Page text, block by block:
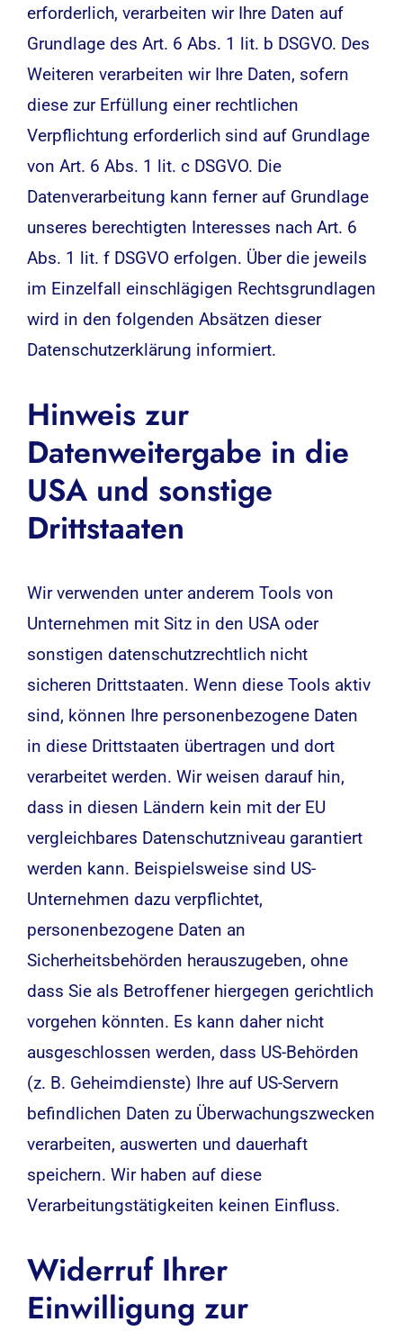
erforderlich, verarbeiten wir Ihre Daten auf
Grundlage des Art. 6 Abs. 1 lit. b DSGVO. Des
Weiteren verarbeiten wir Ihre Daten, sofern
diese zur Erfüllung einer rechtlichen
Verpflichtung erforderlich sind auf Grundlage
von Art. 6 Abs. 1 lit. c DSGVO. Die
Datenverarbeitung kann ferner auf Grundlage
unseres berechtigten Interesses nach Art. 6
Abs. 1 lit. f DSGVO erfolgen. Über die jeweils
im Einzelfall einschlägigen Rechtsgrundlagen
wird in den folgenden Absätzen dieser
Datenschutzerklärung informiert.
Hinweis zur
Datenweitergabe in die
USA und sonstige
Drittstaaten
Wir verwenden unter anderem Tools von
Unternehmen mit Sitz in den USA oder
sonstigen datenschutzrechtlich nicht
sicheren Drittstaaten. Wenn diese Tools aktiv
sind, können Ihre personenbezogene Daten
in diese Drittstaaten übertragen und dort
verarbeitet werden. Wir weisen darauf hin,
dass in diesen Ländern kein mit der EU
vergleichbares Datenschutzniveau garantiert
werden kann. Beispielsweise sind US-
Unternehmen dazu verpflichtet,
personenbezogene Daten an
Sicherheitsbehörden herauszugeben, ohne
dass Sie als Betroffener hiergegen gerichtlich
vorgehen könnten. Es kann daher nicht
ausgeschlossen werden, dass US-Behörden
(z. B. Geheimdienste) Ihre auf US-Servern
befindlichen Daten zu Überwachungszwecken
verarbeiten, auswerten und dauerhaft
speichern. Wir haben auf diese
Verarbeitungstätigkeiten keinen Einfluss.
Widerruf Ihrer
Einwilligung zur